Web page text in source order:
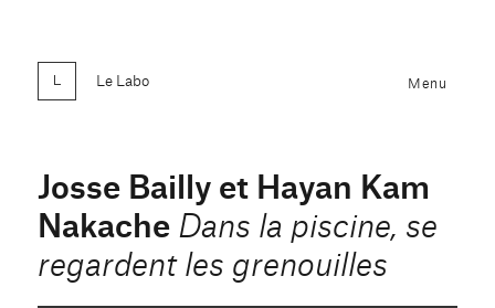
Le Labo Menu
Josse Bailly et Hayan Kam
Nakache Dans la piscine, se
regardent les grenouilles